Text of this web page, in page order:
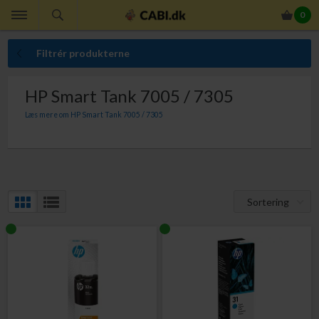
0
Filtrér produkterne
HP Smart Tank 7005 / 7305
Læs mere om HP Smart Tank 7005 / 7305
Sortering